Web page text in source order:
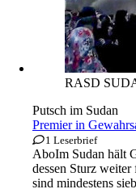
RASD
Putsch im Sudan
Premier in
1 Leserbrief
AboIm Sudan hält
dessen Sturz weiter
sind mindestens